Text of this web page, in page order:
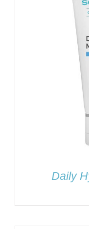
Daily